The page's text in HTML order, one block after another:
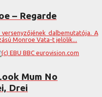
– Regarde
dalbemutatója. A
Monroe Vata-t jelölik...
Mum No
Drei